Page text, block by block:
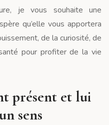
je vous souhaite une
qu’elle vous apportera
de la curiosité, de
pour profiter de la vie
présent et lui
sens